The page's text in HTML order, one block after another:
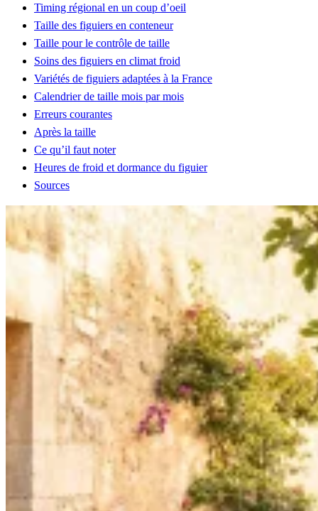
Timing régional en un coup d’oeil
Taille des figuiers en conteneur
Taille pour le contrôle de taille
Soins des figuiers en climat froid
Variétés de figuiers adaptées à la France
Calendrier de taille mois par mois
Erreurs courantes
Après la taille
Ce qu’il faut noter
Heures de froid et dormance du figuier
Sources